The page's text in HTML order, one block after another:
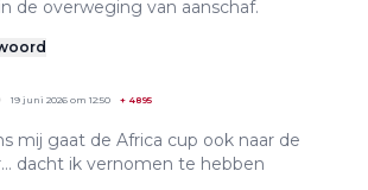
de overweging van aanschaf.
19 juni 2026 om 12:50 + 4895
mij gaat de Africa cup ook naar de
dacht ik vernomen te hebben